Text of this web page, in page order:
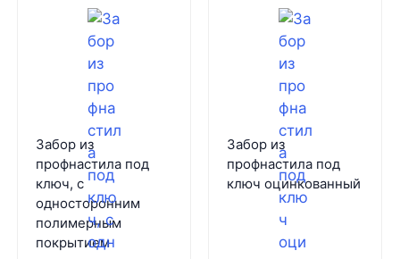
Забор из
профнастила под
ключ, с
односторонним
полимерным
покрытием
Забор из
профнастила под
ключ оцинкованный